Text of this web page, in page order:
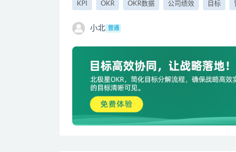
KPI OKR OKR数据 公司绩效 目标
小北 普通